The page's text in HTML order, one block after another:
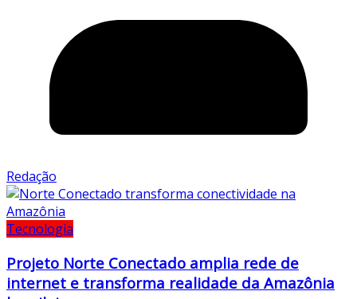
Redação
Tecnologia
Projeto Norte Conectado amplia rede de
internet e transforma realidade da Amazônia